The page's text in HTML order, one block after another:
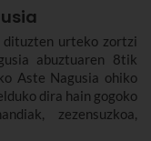
dituzten urteko zortzi
abuztuaren 8tik
Aste Nagusia ohiko
dira hain gogoko
zezensuzkoa,